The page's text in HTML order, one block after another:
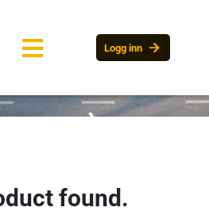
Logg inn arrow_forward
found.